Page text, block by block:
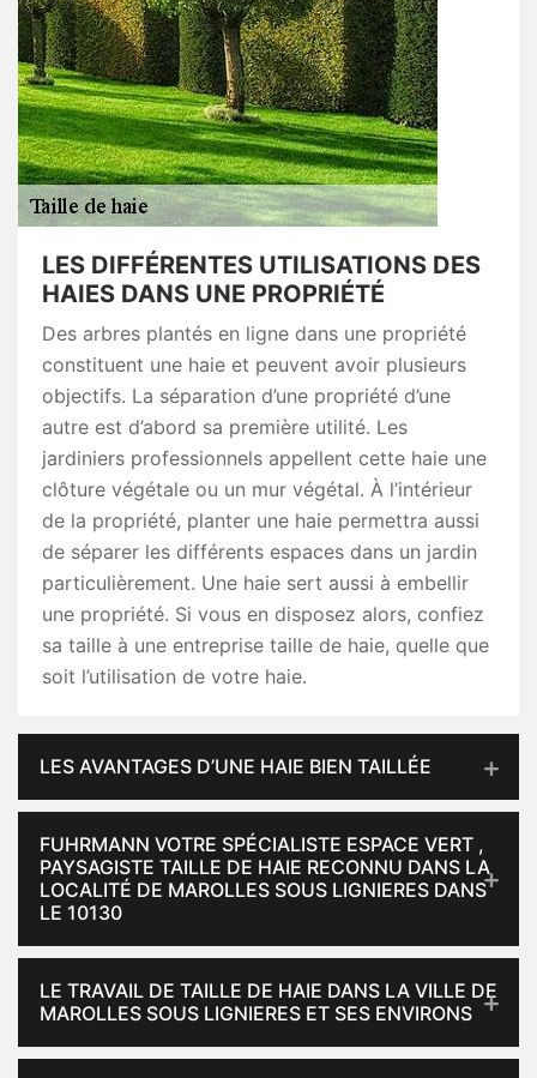
LES DIFFÉRENTES UTILISATIONS DES
HAIES DANS UNE PROPRIÉTÉ
Des arbres plantés en ligne dans une propriété
constituent une haie et peuvent avoir plusieurs
objectifs. La séparation d’une propriété d’une
autre est d’abord sa première utilité. Les
jardiniers professionnels appellent cette haie une
clôture végétale ou un mur végétal. À l’intérieur
de la propriété, planter une haie permettra aussi
de séparer les différents espaces dans un jardin
particulièrement. Une haie sert aussi à embellir
une propriété. Si vous en disposez alors, confiez
sa taille à une entreprise taille de haie, quelle que
soit l’utilisation de votre haie.
LES AVANTAGES D’UNE HAIE BIEN TAILLÉE
FUHRMANN VOTRE SPÉCIALISTE ESPACE VERT ,
PAYSAGISTE TAILLE DE HAIE RECONNU DANS LA
LOCALITÉ DE MAROLLES SOUS LIGNIERES DANS
LE 10130
LE TRAVAIL DE TAILLE DE HAIE DANS LA VILLE DE
MAROLLES SOUS LIGNIERES ET SES ENVIRONS